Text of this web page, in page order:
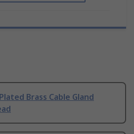
Brass Cable Gland